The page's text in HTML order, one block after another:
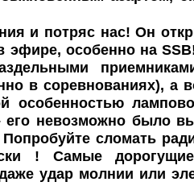
и потряс нас! Он
особенно на
в соревнованиях), а
особенностью
невозможно было
сломать
! Самые
удар молнии или